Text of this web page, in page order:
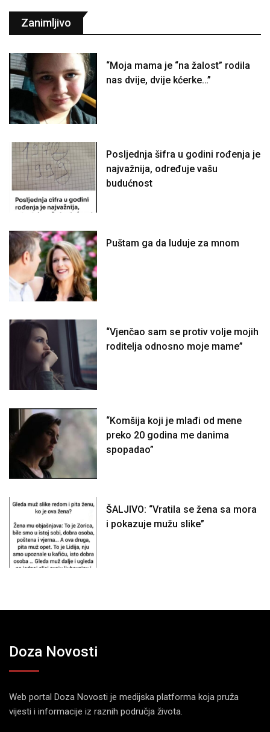
Zanimljivo
“Moja mama je “na žalost” rodila
nas dvije, dvije kćerke…”
Posljednja šifra u godini rođenja je
najvažnija, određuje vašu
budućnost
Puštam ga da luduje za mnom
“Vjenčao sam se protiv volje mojih
roditelja odnosno moje mame”
“Komšija koji je mlađi od mene
preko 20 godina me danima
spopadao”
ŠALJIVO: “Vratila se žena sa mora
i pokazuje mužu slike”
Doza Novosti
Web portal Doza Novosti je medijska platforma koja pruža
vijesti i informacije iz raznih područja života.